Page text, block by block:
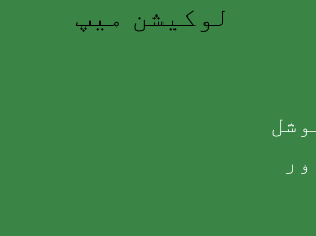
لوکیشن میپ